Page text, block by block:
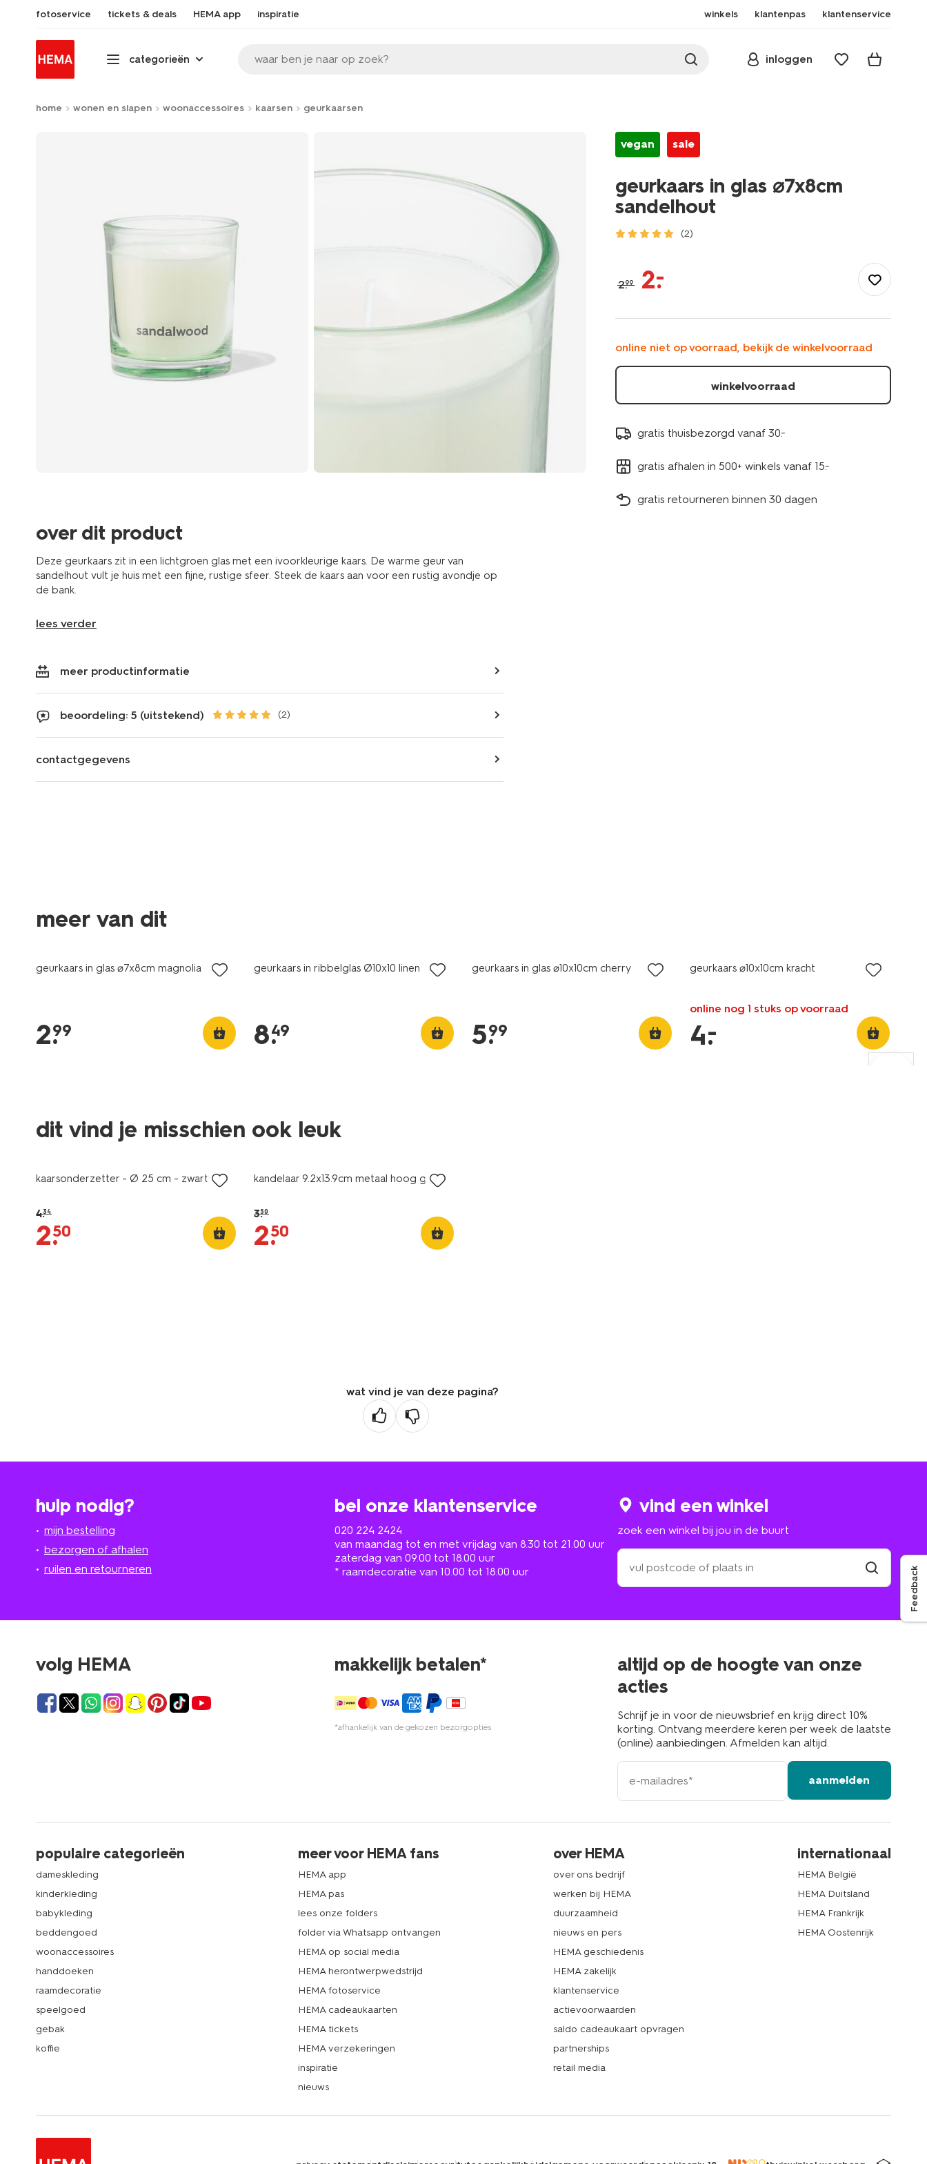
fotoservice tickets & deals HEMA app inspiratie winkels klantenpas klantenservice
categorieën waar ben je naar op zoek? inloggen
home wonen en slapen woonaccessoires kaarsen geurkaarsen
over dit product
Deze geurkaars zit in een lichtgroen glas met een ivoorkleurige kaars. De warme geur van
sandelhout vult je huis met een fijne, rustige sfeer. Steek de kaars aan voor een rustig avondje op
de bank.
lees verder
meer productinformatie
beoordeling: 5 (uitstekend) (2)
contactgegevens
vegan sale
geurkaars in glas ⌀7x8cm
sandelhout
(2)
in-
2.99 2.
–
online niet op voorraad, bekijk de winkelvoorraad
winkelvoorraad
gratis thuisbezorgd vanaf 30.-
gratis afhalen in 500+ winkels vanaf 15.-
gratis retourneren binnen 30 dagen
meer van dit
geurkaars in glas ⌀7x8cm magnolia
2.
99
geurkaars in ribbelglas Ø10x10 linen
8.
49
geurkaars in glas ⌀10x10cm cherry
5.
99
geurkaars ⌀10x10cm kracht
online nog 1 stuks op voorraad
4.
–
dit vind je misschien ook leuk
kaarsonderzetter - Ø 25 cm - zwart
4.34
2.
50
kandelaar 9.2x13.9cm metaal hoog grijs
3.50
2.
50
wat vind je van deze pagina?
hulp nodig?
mijn bestelling
bezorgen of afhalen
ruilen en retourneren
bel onze klantenservice
020 224 2424
van maandag tot en met vrijdag van 8.30 tot 21.00 uur
zaterdag van 09.00 tot 18.00 uur
* raamdecoratie van 10.00 tot 18.00 uur
vind een winkel
zoek een winkel bij jou in de buurt
zoek
een
winkel
in
volg HEMA makkelijk betalen*
*afhankelijk van de gekozen bezorgopties
altijd op de hoogte van onze
acties
Schrijf je in voor de nieuwsbrief en krijg direct 10%
korting. Ontvang meerdere keren per week de laatste
(online) aanbiedingen. Afmelden kan altijd.
e-
mailadres
aanmelden
populaire categorieën
dameskleding
kinderkleding
babykleding
beddengoed
woonaccessoires
handdoeken
raamdecoratie
speelgoed
gebak
koffie
meer voor HEMA fans
HEMA app
HEMA pas
lees onze folders
folder via Whatsapp ontvangen
HEMA op social media
HEMA herontwerpwedstrijd
HEMA fotoservice
HEMA cadeaukaarten
HEMA tickets
HEMA verzekeringen
inspiratie
nieuws
over HEMA
over ons bedrijf
werken bij HEMA
duurzaamheid
nieuws en pers
HEMA geschiedenis
HEMA zakelijk
klantenservice
actievoorwaarden
saldo cadeaukaart opvragen
partnerships
retail media
internationaal
HEMA België
HEMA Duitsland
HEMA Frankrijk
HEMA Oostenrijk
Feedback